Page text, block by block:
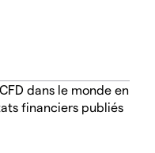
dans le monde en
financiers publiés